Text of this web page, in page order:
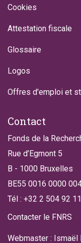
Cookies
Attestation fiscale
Glossaire
Logos
Offres d'emploi et
Contact
Fonds de la
Rue d’Egmont 5
B - 1000 Bruxelles
BE55 0016 0000
Tél : +32 2 504 92 11
Contacter le FNRS
Webmaster : Ismaël